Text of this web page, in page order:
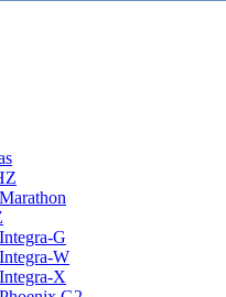
G
W
X